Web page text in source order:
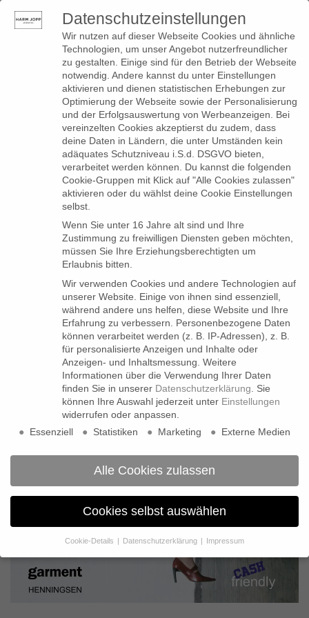
Toggle
WELCOME – Back to
style
Datenschutzeinstellungen
Wir nutzen auf dieser Webseite Cookies und ähnliche
Technologien, um unser Angebot nutzerfreundlicher
zu gestalten. Einige sind für den Betrieb der Webseite
notwendig. Andere kannst du unter Einstellungen
aktivieren und dienen statistischen Erhebungen zur
Optimierung der Webseite sowie der Personalisierung
und der Erfolgsauswertung von Werbeanzeigen. Bei
vereinzelten Cookies akzeptierst du zudem, dass
deine Daten in Ländern, die unter Umständen kein
adäquates Schutzniveau i.S.d. DSGVO bieten,
verarbeitet werden können. Du kannst die folgenden
Cookie-Gruppen mit Klick auf "Alle Cookies zulassen"
aktivieren oder du wählst deine Cookie Einstellungen
selbst.
Wenn Sie unter 16 Jahre alt sind und Ihre
Zustimmung zu freiwilligen Diensten geben möchten,
müssen Sie Ihre Erziehungsberechtigten um
Erlaubnis bitten.
Wir verwenden Cookies und andere Technologien auf
unserer Website. Einige von ihnen sind essenziell,
während andere uns helfen, diese Website und Ihre
Erfahrung zu verbessern.
Personenbezogene Daten
können verarbeitet werden (z. B. IP-Adressen), z. B.
für personalisierte Anzeigen und Inhalte oder
Anzeigen- und Inhaltsmessung. Weitere
Informationen über die Verwendung Ihrer Daten
finden Sie in unserer Datenschutzerklärung
Sie
können Ihre Auswahl jederzeit unter Einstellungen
widerrufen oder anpassen.
Essenziell
Statistiken Marketing Externe Medien
Alle Cookies zulassen
Cookies selbst auswählen
Cookie-Details Datenschutzerklärung Impressum
Datenschutzeinstellungen
Wenn Sie unter 16 Jahre alt sind und Ihre Zustimmung zu
freiwilligen Diensten geben möchten, müssen Sie Ihre
Erziehungsberechtigten um Erlaubnis bitten.